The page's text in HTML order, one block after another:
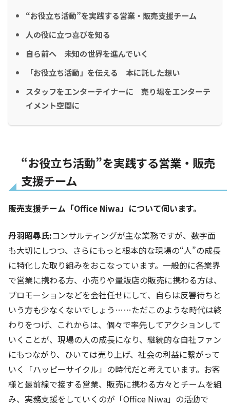
“お役立ち活動”を実践する営業・販売支援チーム
人の役に立つ喜びを知る
自ら前へ 未知の世界を進んでいく
「お役立ち活動」を伝える 本に託した想い
スタッフをエンターテイナーに 売り場をエンターテ
イメント空間に
“お役立ち活動”を実践する営業・販売
支援チーム
――販売支援チーム「Office Niwa」について伺います。
丹羽昭尋氏:コンサルティングが主な業務ですが、数字面
も大切にしつつ、さらにもっと根本的な現場の“人”の成長
に特化した取り組みをおこなっています。一般的に各業界
で営業に携わる方、小売りや量販店の販売に携わる方は、
プロモーションなどを会社任せにして、自らは反響待ちと
いう方も少なくないでしょう……ただこのような時代は終
わりをつげ、これからは、個々で率先してアクションして
いくことが、現場の人の成長になり、継続的な自社ファン
にもつながり、ひいては売り上げ、社会の利益に繋がって
いく「ハッピーサイクル」の時代だと考えています。お客
様と最前線で接する営業、販売に携わる方々とチームを組
み、実務支援をしていくのが「Office Niwa」の活動で